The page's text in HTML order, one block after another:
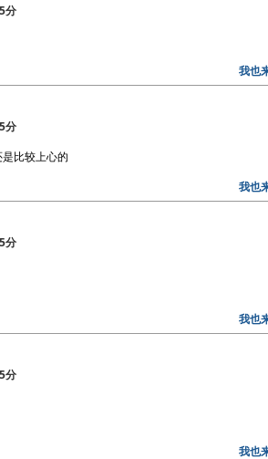
分
我也
分
比较上心的
我也
分
我也
分
我也